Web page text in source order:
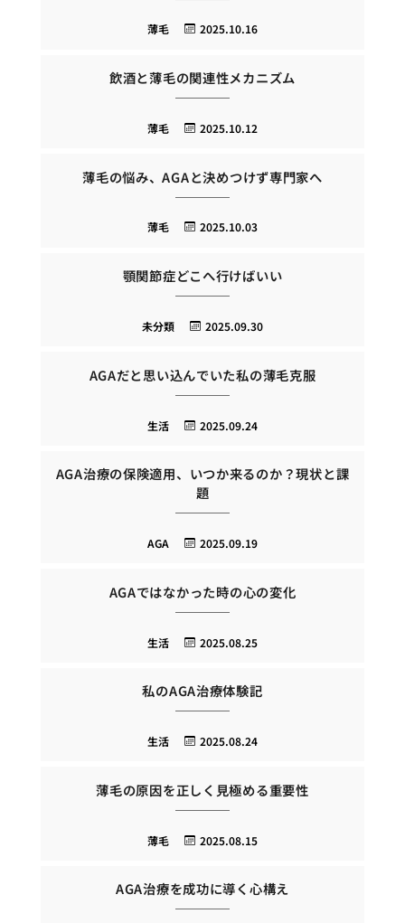
2025.10.16
薄毛
飲酒と薄毛の関連性メカニズム
2025.10.12
薄毛
薄毛の悩み、AGAと決めつけず専門家へ
2025.10.03
薄毛
顎関節症どこへ行けばいい
2025.09.30
未分類
AGAだと思い込んでいた私の薄毛克服
2025.09.24
生活
AGA治療の保険適用、いつか来るのか？現状と課
題
2025.09.19
AGA
AGAではなかった時の心の変化
2025.08.25
生活
私のAGA治療体験記
2025.08.24
生活
薄毛の原因を正しく見極める重要性
2025.08.15
薄毛
AGA治療を成功に導く心構え